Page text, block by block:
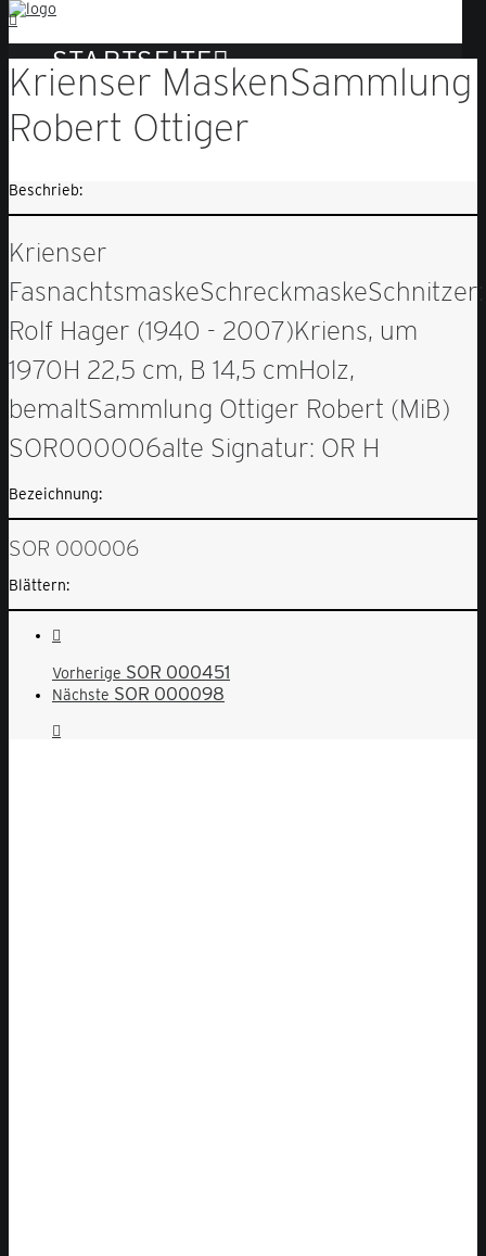
STARTSEITE
SAMMLUNG ROBERT OTTIGER
ZUM MUSEUM
Krienser MaskenSammlung
Robert Ottiger
Beschrieb:
Krienser
FasnachtsmaskeSchreckmaskeSchnitzer:
Rolf Hager (1940 - 2007)Kriens, um
1970H 22,5 cm, B 14,5 cmHolz,
bemaltSammlung Ottiger Robert (MiB)
SOR000006alte Signatur: OR H
Bezeichnung:
SOR 000006
Blättern:
Vorherige SOR 000451
Nächste SOR 000098